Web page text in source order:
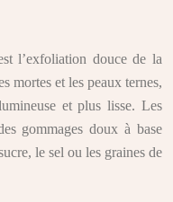
l’exfoliation douce de la
mortes et les peaux ternes,
et plus lisse. Les
gommages doux à base
le sel ou les graines de